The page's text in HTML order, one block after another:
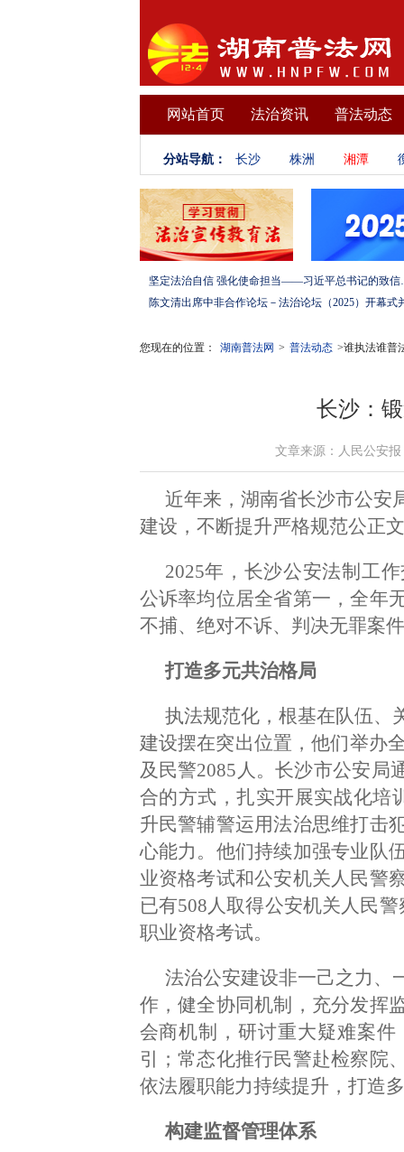
网站首页 法治资讯 普法动态
分站导航： 长沙 株洲 湘潭
坚定法治自信 强化使
您现在的位置： 湖南普法网 > 普法动态 >谁执法谁普
长沙：
文章来源：人民公安
近年来，湖南省长沙市公安
建设，不断提升严格规范公正
2025年，长沙公安法制工
公诉率均位居全省第一，全年
不捕、绝对不诉、判决无罪案
打造多元共治格局
执法规范化，根基在队伍、
建设摆在突出位置，他们举办
及民警2085人。长沙市公安局
合的方式，扎实开展实战化培
升民警辅警运用法治思维打击
心能力。他们持续加强专业队
业资格考试和公安机关人民警
已有508人取得公安机关人民
职业资格考试。
法治公安建设非一己之力、
作，健全协同机制，充分发挥
会商机制，研讨重大疑难案
引；常态化推行民警赴检察院
依法履职能力持续提升，打造
构建监督管理体系